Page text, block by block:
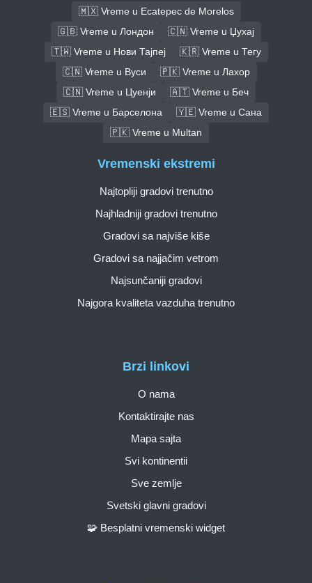
🇲🇽 Vreme u Ecatepec de Morelos
🇬🇧 Vreme u Лондон
🇨🇳 Vreme u Џухај
🇹🇼 Vreme u Нови Тајпеј
🇰🇷 Vreme u Тегу
🇨🇳 Vreme u Вуси
🇵🇰 Vreme u Лахор
🇨🇳 Vreme u Цуенји
🇦🇹 Vreme u Беч
🇪🇸 Vreme u Барселона
🇾🇪 Vreme u Сана
🇵🇰 Vreme u Multan
Brzi linkovi
O nama
Kontaktirajte nas
Mapa sajta
Svi kontinentii
Sve zemlje
Svetski glavni gradovi
🧩 Besplatni vremenski widget
Vremenski ekstremi
Najtopliji gradovi trenutno
Najhladniji gradovi trenutno
Gradovi sa najviše kiše
Gradovi sa najjačim vetrom
Najsunčaniji gradovi
Najgora kvaliteta vazduha trenutno